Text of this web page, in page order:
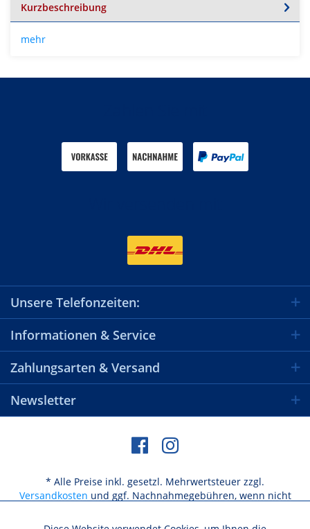
Kurzbeschreibung
mehr
Unsere Telefonzeiten:
Informationen & Service
Zahlungsarten & Versand
Newsletter
* Alle Preise inkl. gesetzl. Mehrwertsteuer zzgl.
Versandkosten und ggf. Nachnahmegebühren, wenn nicht